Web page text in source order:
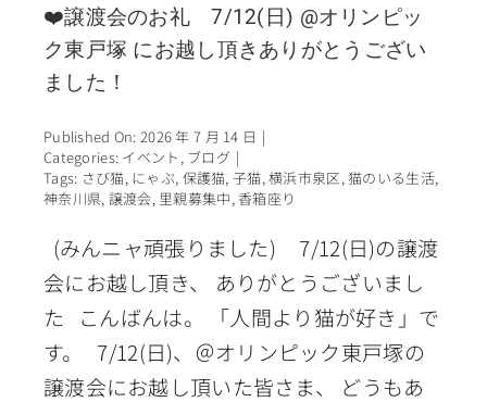
❤️譲渡会のお礼 7/12(日) @オリンピッ
ク東戸塚 にお越し頂きありがとうござい
ました！
Published On: 2026 年 7 月 14 日 |
Categories: イベント , ブログ |
Tags: さび猫, にゃぶ, 保護猫,子猫,横浜市泉区,猫のいる生活,
神奈川県, 譲渡会, 里親募集中,香箱座り
(みんニャ頑張りました) 7/12(日)の譲渡
会にお越し頂き、 ありがとうございまし
た こんばんは。 「人間より猫が好き」で
す。 7/12(日)、＠オリンピック東戸塚の
譲渡会にお越し頂いた皆さま、 どうもあ